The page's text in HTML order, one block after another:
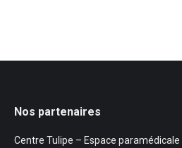
Nos partenaires
Centre Tulipe – Espace